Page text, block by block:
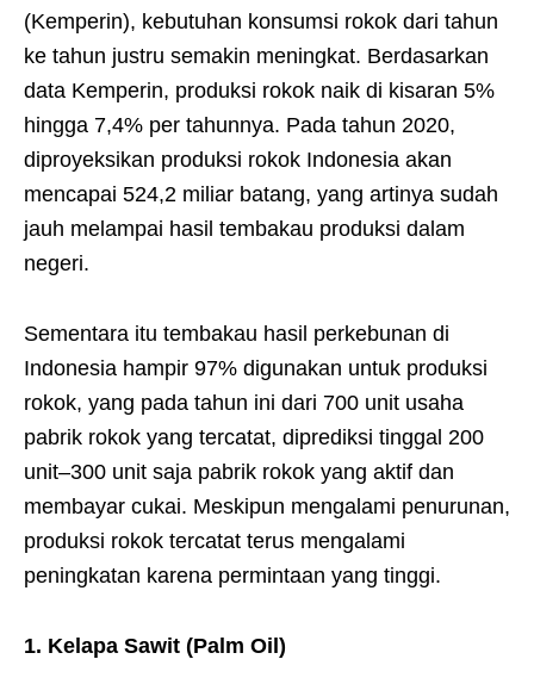
(Kemperin), kebutuhan konsumsi rokok dari tahun
ke tahun justru semakin meningkat. Berdasarkan
data Kemperin, produksi rokok naik di kisaran 5%
hingga 7,4% per tahunnya. Pada tahun 2020,
diproyeksikan produksi rokok Indonesia akan
mencapai 524,2 miliar batang, yang artinya sudah
jauh melampai hasil tembakau produksi dalam
negeri.
Sementara itu tembakau hasil perkebunan di
Indonesia hampir 97% digunakan untuk produksi
rokok, yang pada tahun ini dari 700 unit usaha
pabrik rokok yang tercatat, diprediksi tinggal 200
unit–300 unit saja pabrik rokok yang aktif dan
membayar cukai. Meskipun mengalami penurunan,
produksi rokok tercatat terus mengalami
peningkatan karena permintaan yang tinggi.
1. Kelapa Sawit (Palm Oil)